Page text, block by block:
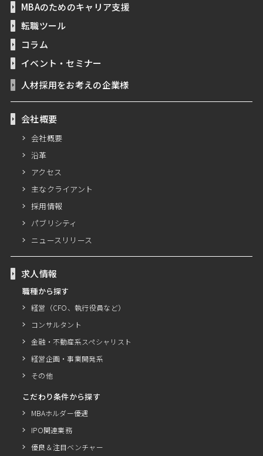
MBAのためのキャリア支援
転職ツール
コラム
イベント・セミナー
人材採用をお考えの企業様
会社概要
会社概要
沿革
アクセス
主なクライアント
採用情報
パブリシティ
ニュースリリース
求人情報
職種から探す
経営（CFO、執行役員など）
コンサルタント
金融・不動産系スペシャリスト
経営企画・事業開発系
その他
こだわり条件から探す
MBAホルダー優遇
IPO関連業務
優良＆注目ベンチャー